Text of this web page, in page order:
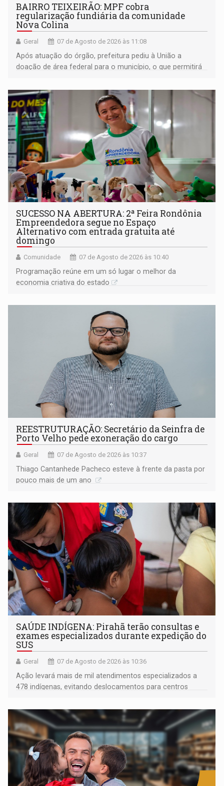
BAIRRO TEIXEIRÃO: MPF cobra
regularização fundiária da comunidade
Nova Colina
Geral 07 de Agosto de 2026 às 11:08
Após atuação do órgão, prefeitura pediu à União a
doação de área federal para o município, o que permitirá
SUCESSO NA ABERTURA: 2ª Feira Rondônia
Empreendedora segue no Espaço
Alternativo com entrada gratuita até
domingo
Comunidade 07 de Agosto de 2026 às 10:40
Programação reúne em um só lugar o melhor da
economia criativa do estado
REESTRUTURAÇÃO: Secretário da Seinfra de
Porto Velho pede exoneração do cargo
Geral 07 de Agosto de 2026 às 10:37
Thiago Cantanhede Pacheco esteve à frente da pasta por
pouco mais de um ano
SAÚDE INDÍGENA: Pirahã terão consultas e
exames especializados durante expedição do
SUS
Geral 07 de Agosto de 2026 às 10:36
Ação levará mais de mil atendimentos especializados a
478 indígenas, evitando deslocamentos para centros